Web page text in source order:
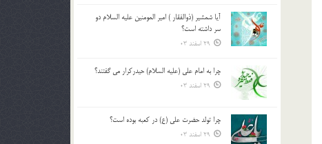
آیا شمشیر (ذوالفقار ) امیر المومنین علیه السلام دو
سر داشته است؟
29 اسفند 03
چرا به امام علی (علیه السلام) حیدرکرار می گفتند؟
29 اسفند 03
چرا تولد حضرت علی (ع) در کعبه بوده است؟
29 اسفند 03